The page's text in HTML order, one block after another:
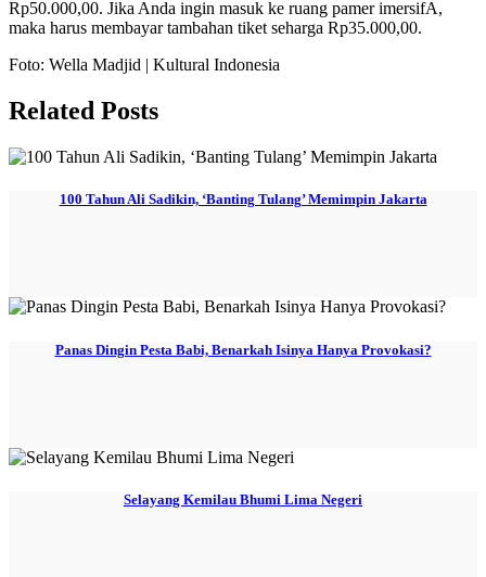
Rp50.000,00. Jika Anda ingin masuk ke ruang pamer imersifA,
maka harus membayar tambahan tiket seharga Rp35.000,00.
Foto: Wella Madjid | Kultural Indonesia
Related Posts
100 Tahun Ali Sadikin, ‘Banting Tulang’ Memimpin Jakarta
Panas Dingin Pesta Babi, Benarkah Isinya Hanya Provokasi?
Selayang Kemilau Bhumi Lima Negeri